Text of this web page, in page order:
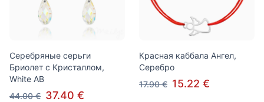
Серебряные серьги
Бриолет с Кристаллом,
White AB
44.00 € 37.40 €
Красная каббала Ангел,
Серебро
17.90 € 15.22 €